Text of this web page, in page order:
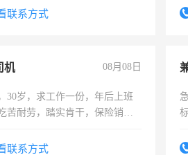
电工证和十几年工作经验
联系方式
机 08月08日
30岁，求工作一份，年后上班
苦耐劳，踏实肯干，保险销售
联系方式